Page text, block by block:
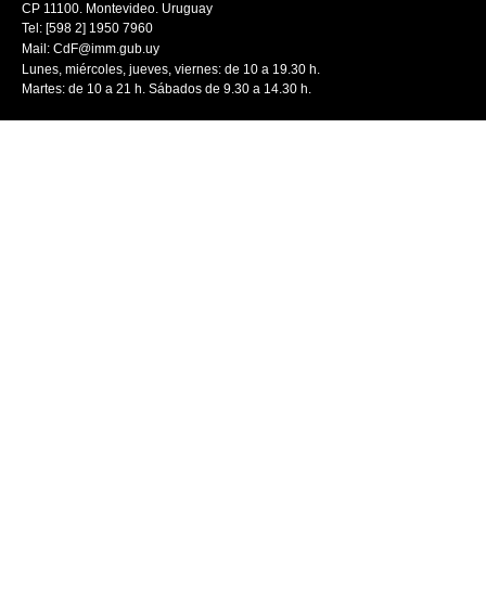
CP 11100. Montevideo. Uruguay
Tel: [598 2] 1950 7960
Mail: CdF@imm.gub.uy
Lunes, miércoles, jueves, viernes: de 10 a 19.30 h.
Martes: de 10 a 21 h. Sábados de 9.30 a 14.30 h.